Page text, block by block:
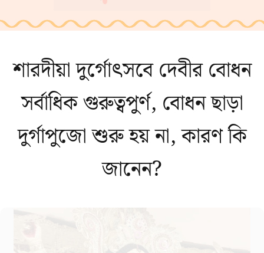
শারদীয়া দুর্গোৎসবে দেবীর বোধন
সর্বাধিক গুরুত্বপুর্ণ, বোধন ছাড়া
দুর্গাপুজো শুরু হয় না, কারণ কি
জানেন?